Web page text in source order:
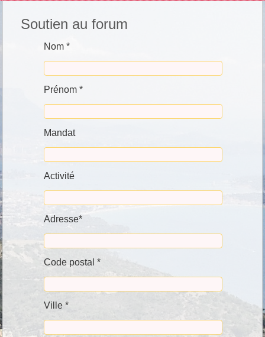
Soutien au forum
Nom *
Prénom *
Mandat
Activité
Adresse*
Code postal *
Ville *